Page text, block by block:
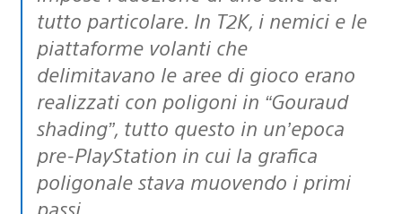
tutto particolare. In T2K, i nemici e le
piattaforme volanti che
delimitavano le aree di gioco erano
realizzati con poligoni in “Gouraud
shading”, tutto questo in un’epoca
pre-PlayStation in cui la grafica
poligonale stava muovendo i primi
passi.